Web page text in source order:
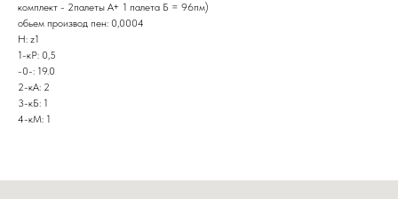
комплект - 2палеты А+ 1 палета Б = 96пм)
обьем производ пен: 0,0004
Н: z1
1-кР: 0,5
-0-: 19.0
2-кА: 2
3-кБ: 1
4-кМ: 1